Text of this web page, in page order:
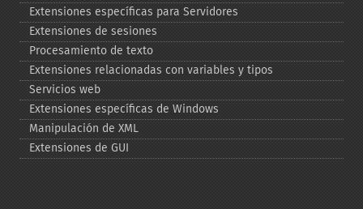
Extensiones específicas para Servidores
Extensiones de sesiones
Procesamiento de texto
Extensiones relacionadas con variables y tipos
Servicios web
Extensiones específicas de Windows
Manipulación de XML
Extensiones de GUI